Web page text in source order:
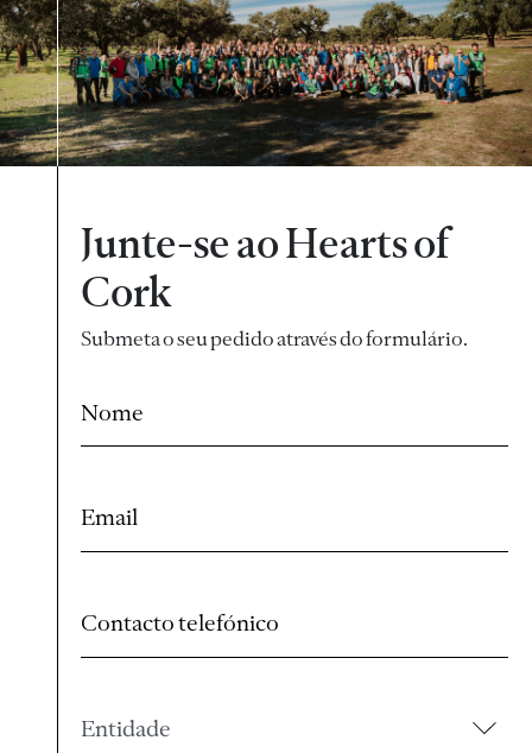
Junte-se ao Hearts of
Cork
Submeta o seu pedido através do formulário.
Contacto telefónico